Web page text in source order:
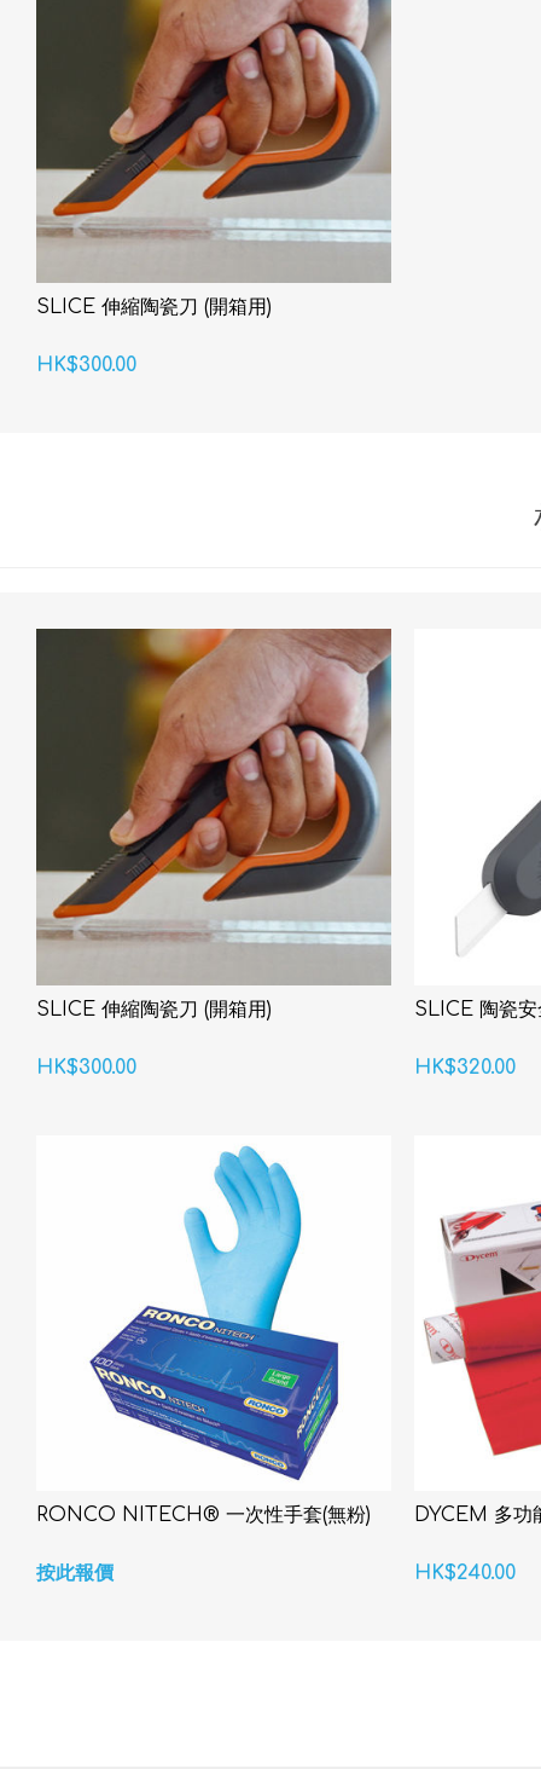
SLICE 伸縮陶瓷刀 (開箱用)
HK$300.00
SLICE 伸縮陶瓷刀 (開箱用)
HK$300.00
SLICE 陶瓷安
HK$320.00
RONCO NITECH® 一次性手套(無粉)
按此報價
DYCEM 多功
HK$240.00